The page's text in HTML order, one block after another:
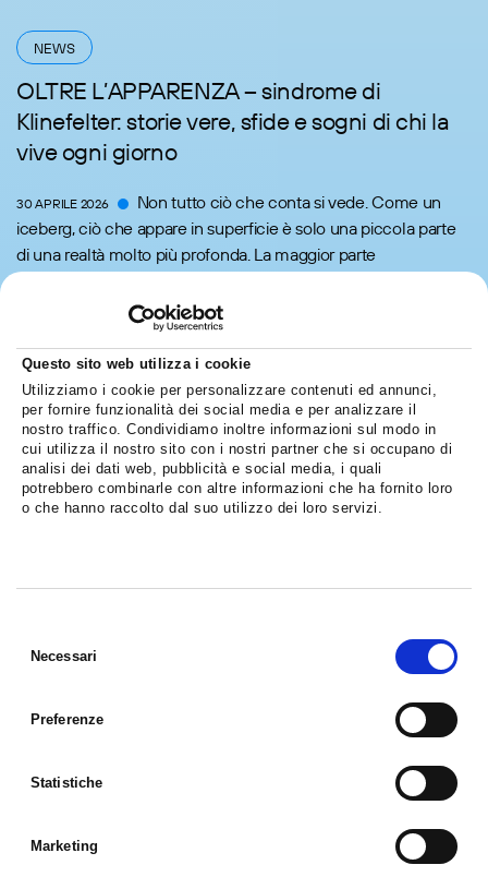
Questo sito web utilizza i cookie
Utilizziamo i cookie per personalizzare contenuti ed annunci,
per fornire funzionalità dei social media e per analizzare il
nostro traffico. Condividiamo inoltre informazioni sul modo in
cui utilizza il nostro sito con i nostri partner che si occupano di
analisi dei dati web, pubblicità e social media, i quali
potrebbero combinarle con altre informazioni che ha fornito loro
o che hanno raccolto dal suo utilizzo dei loro servizi.
Necessari
Preferenze
Statistiche
Marketing
NEWS
OLTRE L’APPARENZA – sindrome di
Klinefelter: storie vere, sfide e sogni di chi la
vive ogni giorno
30 APRILE 2026
Non tutto ciò che conta si vede. Come un
iceberg, ciò che appare in superficie è solo una piccola parte
di una realtà molto più profonda. La maggior parte
Leggi di più